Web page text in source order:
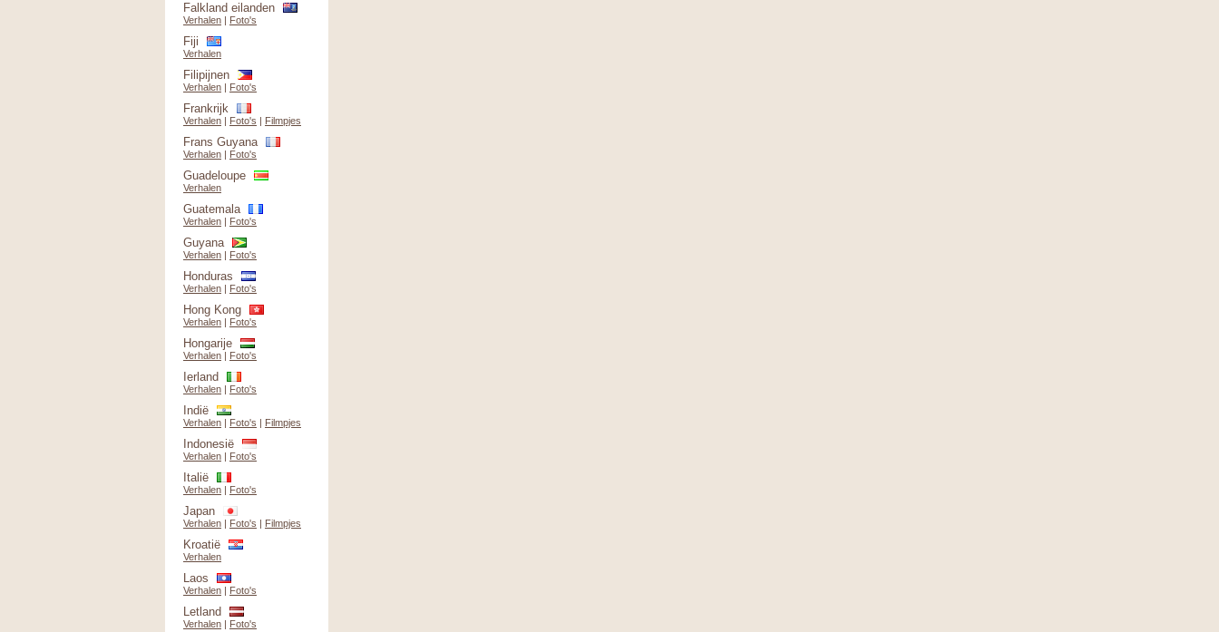
Falkland eilanden
Verhalen | Foto's
Fiji
Verhalen
Filipijnen
Verhalen | Foto's
Frankrijk
Verhalen | Foto's | Filmpjes
Frans Guyana
Verhalen | Foto's
Guadeloupe
Verhalen
Guatemala
Verhalen | Foto's
Guyana
Verhalen | Foto's
Honduras
Verhalen | Foto's
Hong Kong
Verhalen | Foto's
Hongarije
Verhalen | Foto's
Ierland
Verhalen | Foto's
Indië
Verhalen | Foto's | Filmpjes
Indonesië
Verhalen | Foto's
Italië
Verhalen | Foto's
Japan
Verhalen | Foto's | Filmpjes
Kroatië
Verhalen
Laos
Verhalen | Foto's
Letland
Verhalen | Foto's